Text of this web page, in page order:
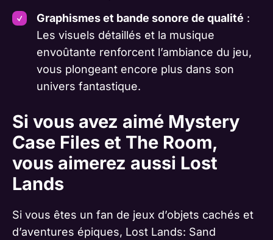
Graphismes et bande sonore de qualité :
Les visuels détaillés et la musique
envoûtante renforcent l’ambiance du jeu,
vous plongeant encore plus dans son
univers fantastique.
Si vous avez aimé Mystery
Case Files et The Room,
vous aimerez aussi Lost
Lands
Si vous êtes un fan de jeux d’objets cachés et
d’aventures épiques, Lost Lands: Sand